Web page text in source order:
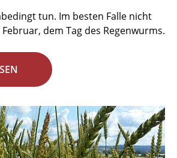
tun. Im besten Falle nicht
dem Tag des Regenwurms.